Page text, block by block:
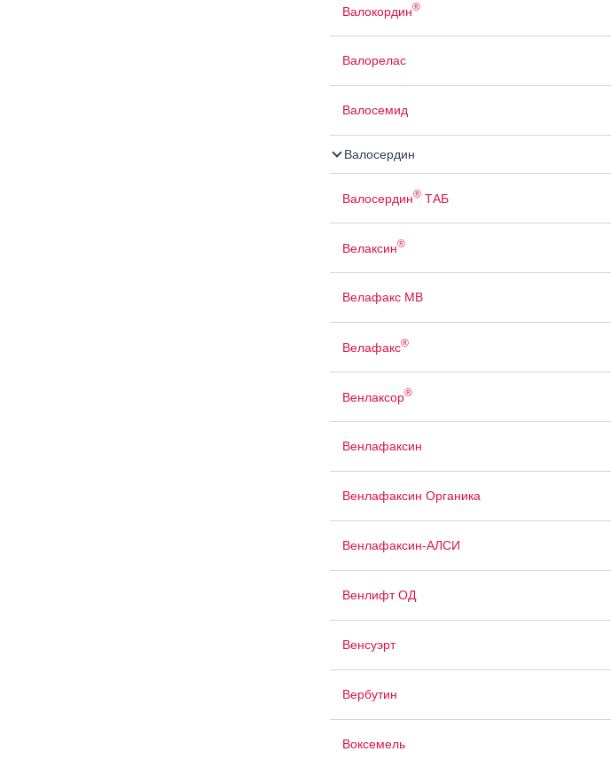
Валокордин®
Валорелас
Валосемид
Валосердин
Валосердин®ТАБ
Велаксин®
Велафакс МВ
Велафакс®
Венлаксор®
Венлафаксин
Венлафаксин Органика
Венлафаксин-АЛСИ
Венлифт ОД
Венсуэрт
Вербутин
Воксемель